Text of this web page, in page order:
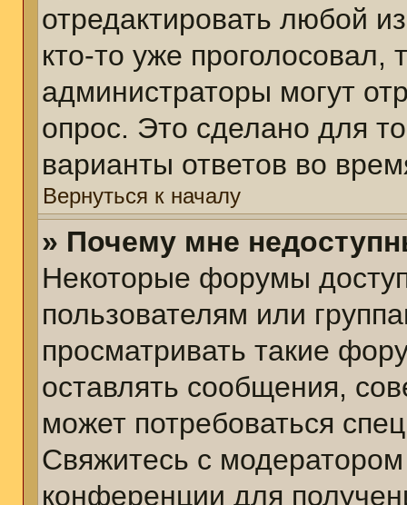
отредактировать любой
кто-то уже
администраторы могут
опрос. Это сделано для
варианты ответов во
Вернуться к началу
» Почему мне
Некоторые форумы
пользователям или
просматривать такие
оставлять сообщения,
может потребоваться
Свяжитесь с
конференции для